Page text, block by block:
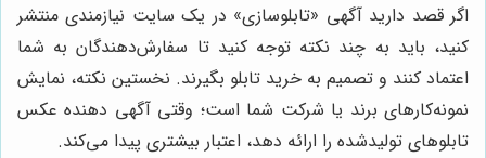
اگر قصد دارید آگهی «تابلوسازی» در یک سایت نیازمندی منتشر
کنید، باید به چند نکته توجه کنید تا سفارش‌دهندگان به شما
اعتماد کنند و تصمیم به خرید تابلو بگیرند. نخستین نکته، نمایش
نمونه‌کارهای برند یا شرکت شما است؛ وقتی آگهی دهنده عکس
تابلوهای تولیدشده را ارائه دهد، اعتبار بیشتری پیدا می‌کند.